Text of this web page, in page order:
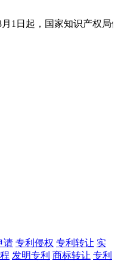
1日起，国家知识产权局
请 专利侵权 专利转让 实
发明专利 商标转让 专利